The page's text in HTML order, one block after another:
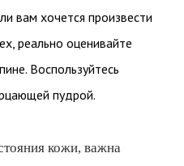
вам хочется произвести
реально оценивайте
Воспользуйтесь
пудрой.
кожи, важна